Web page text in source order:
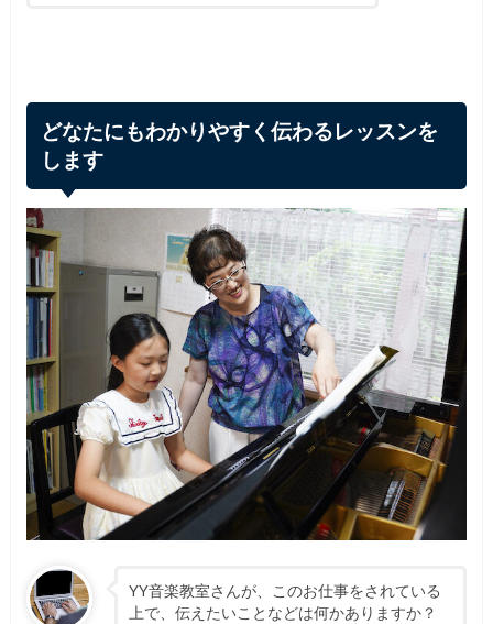
どなたにもわかりやすく伝わるレッスンを
します
YY音楽教室さんが、このお仕事をされている
上で、伝えたいことなどは何かありますか？